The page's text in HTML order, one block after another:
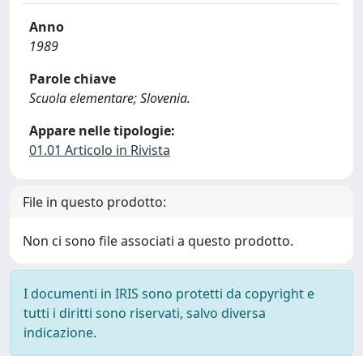
Anno
1989
Parole chiave
Scuola elementare; Slovenia.
Appare nelle tipologie:
01.01 Articolo in Rivista
File in questo prodotto:
Non ci sono file associati a questo prodotto.
I documenti in IRIS sono protetti da copyright e
tutti i diritti sono riservati, salvo diversa
indicazione.